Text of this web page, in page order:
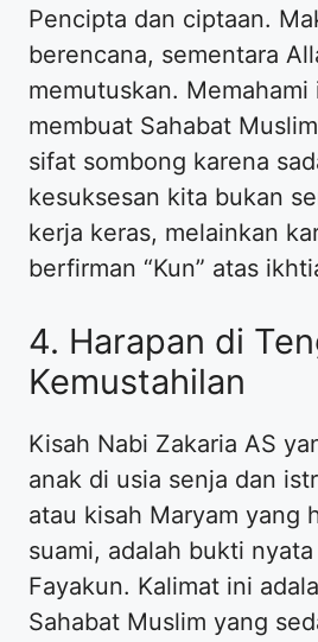
Pencipta dan ciptaan.
berencana, sementara
memutuskan. Memahami
membuat Sahabat
sifat sombong karena
kesuksesan kita bukan
kerja keras, melainkan
berfirman “Kun” atas
4. Harapan di
Kemustahilan
Kisah Nabi Zakaria AS
anak di usia senja dan
atau kisah Maryam yang
suami, adalah bukti
Fayakun. Kalimat ini
Sahabat Muslim yang